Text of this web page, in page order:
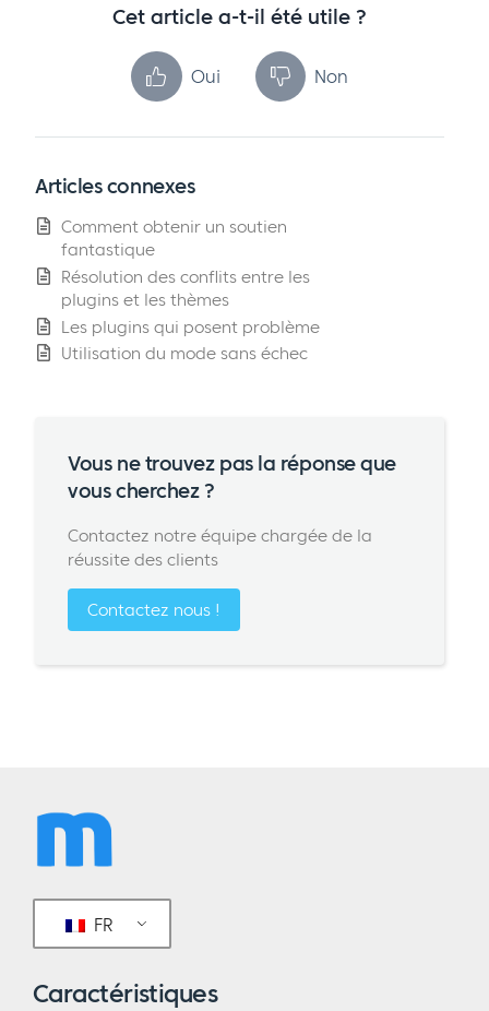
Cet article a-t-il été utile ?
Oui Non
Articles connexes
Comment obtenir un soutien
fantastique
Résolution des conflits entre les
plugins et les thèmes
Les plugins qui posent problème
Utilisation du mode sans échec
Vous ne trouvez pas la réponse que
vous cherchez ?
Contactez notre équipe chargée de la
réussite des clients
Contactez nous !
FR
Caractéristiques